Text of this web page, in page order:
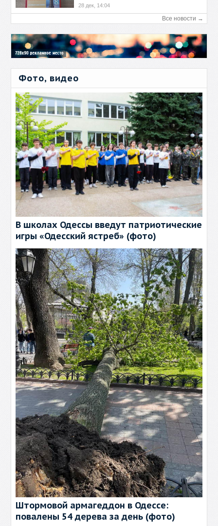
28 дек, 14:04
Все новости →
Фото, видео
В школах Одессы введут патриотические
игры «Одесский ястреб» (фото)
Штормовой армагеддон в Одессе:
повалены 54 дерева за день (фото)